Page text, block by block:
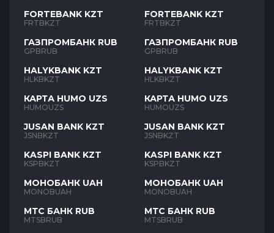
FORTEBANK KZT
FRTBKZT
ГАЗПРОМБАНК RUB
GPBRUB
HALYKBANK KZT
HLKBKZT
КАРТА HUMO UZS
HUMOUZS
JUSAN BANK KZT
JSNBKZT
KASPI BANK KZT
KSPBKZT
МОНОБАНК UAH
MONOBUAH
МТС БАНК RUB
MTSBRUB
FORTEBANK KZT
FRTBKZT
ГАЗПРОМБАНК RUB
GPBRUB
HALYKBANK KZT
HLKBKZT
КАРТА HUMO UZS
HUMOUZS
JUSAN BANK KZT
JSNBKZT
KASPI BANK KZT
KSPBKZT
МОНОБАНК UAH
MONOBUAH
МТС БАНК RUB
MTSBRUB